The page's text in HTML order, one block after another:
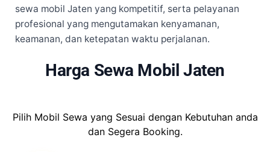
sewa mobil Jaten yang kompetitif, serta pelayanan
profesional yang mengutamakan kenyamanan,
keamanan, dan ketepatan waktu perjalanan.
Harga Sewa Mobil Jaten
Pilih Mobil Sewa yang Sesuai dengan Kebutuhan anda
dan Segera Booking.